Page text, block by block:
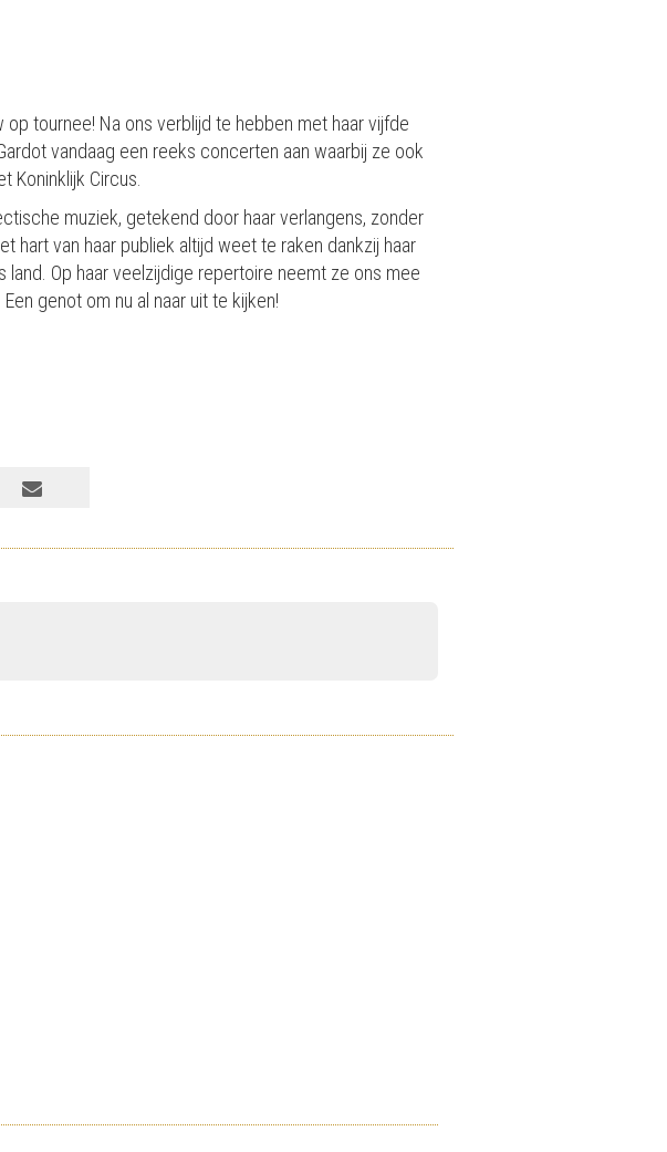
tournee! Na ons verblijd te hebben met haar vijfde
vandaag een reeks concerten aan waarbij ze ook
Koninklijk Circus.
muziek, getekend door haar verlangens, zonder
van haar publiek altijd weet te raken dankzij haar
Op haar veelzijdige repertoire neemt ze ons mee
genot om nu al naar uit te kijken!